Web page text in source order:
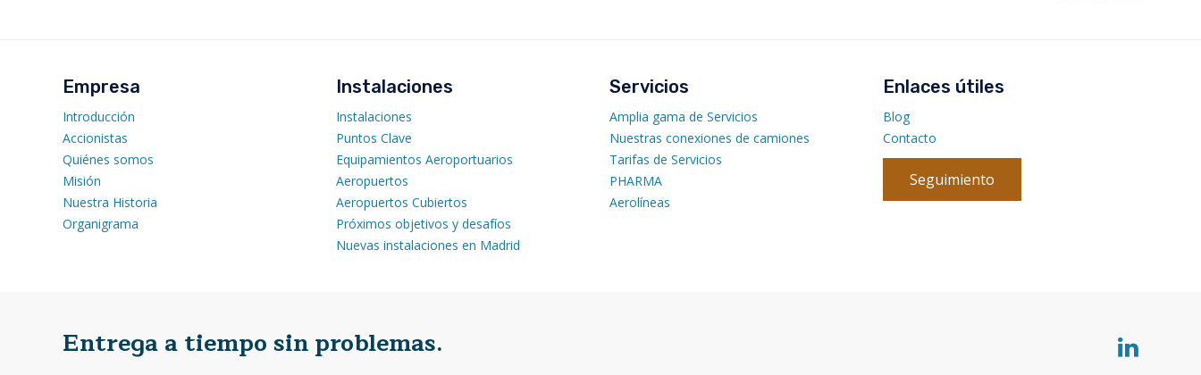
Empresa
Introducción
Accionistas
Quiénes somos
Misión
Nuestra Historia
Organigrama
Instalaciones
Instalaciones
Puntos Clave
Equipamientos Aeroportuarios
Aeropuertos
Aeropuertos Cubiertos
Próximos objetivos y desafíos
Nuevas instalaciones en Madrid
Servicios
Amplia gama de Servicios
Nuestras conexiones de camiones
Tarifas de Servicios
PHARMA
Aerolíneas
Enlaces útiles
Blog
Contacto
Seguimiento
Entrega a tiempo sin problemas.